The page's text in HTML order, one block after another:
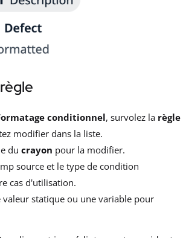
conditionnel, survolez la règle
modifier dans la liste.
du crayon pour la modifier.
source et le type de condition
cas d'utilisation.
valeur statique ou une variable pour